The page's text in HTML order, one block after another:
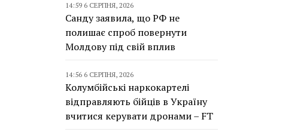
14:59 6 СЕРПНЯ, 2026
Санду заявила, що РФ не
полишає спроб повернути
Молдову під свій вплив
14:56 6 СЕРПНЯ, 2026
Колумбійські наркокартелі
відправляють бійців в Україну
вчитися керувати дронами – FT